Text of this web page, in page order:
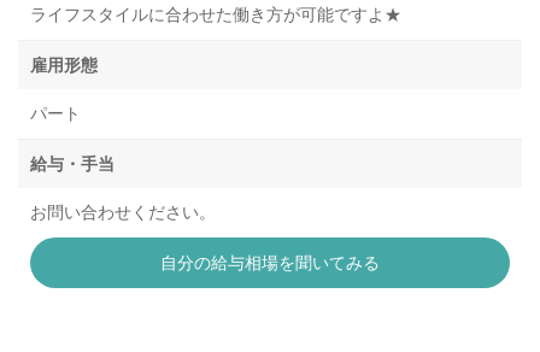
ライフスタイルに合わせた働き方が可能ですよ★
雇用形態
パート
給与・手当
お問い合わせください。
自分の給与相場を聞いてみる